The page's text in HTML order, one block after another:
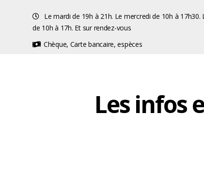
Le mardi de 19h à 21h. Le mercredi de 10h à
de 10h à 17h. Et sur rendez-vous
Chèque, Carte bancaire, espèces
Les infos